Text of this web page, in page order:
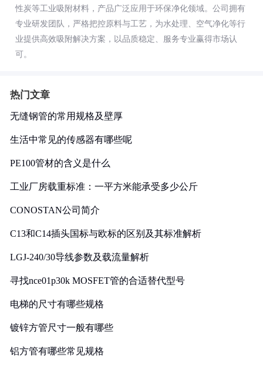
性炭等工业吸附材料，产品广泛应用于环保净化领域。公司拥有
专业研发团队，严格把控原料与工艺，为水处理、空气净化等行
业提供高效吸附解决方案，以品质稳定、服务专业赢得市场认
可。
热门文章
无缝钢管的常用规格及壁厚
生活中常见的传感器有哪些呢
PE100管材的含义是什么
工业厂房载重标准：一平方米能承受多少公斤
CONOSTAN公司简介
C13和C14插头国标与欧标的区别及其标准解析
LGJ-240/30导线参数及载流量解析
寻找nce01p30k MOSFET管的合适替代型号
电梯的尺寸有哪些规格
镀锌方管尺寸一般有哪些
铝方管有哪些常见规格